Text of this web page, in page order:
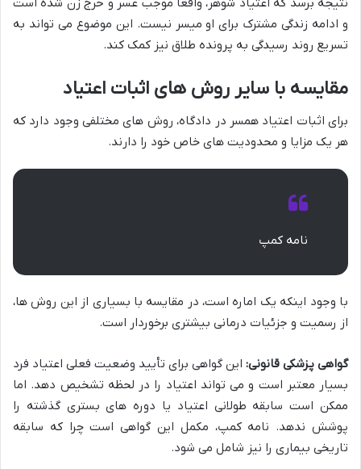
و ادامه زندگی مشترک برای او میسر نیست. این موضوع می تواند به
تسریع روند رسیدگی به پرونده طلاق نیز کمک کند.
مقایسه با سایر روش های اثبات اعتیاد
برای اثبات اعتیاد همسر در دادگاه، روش های مختلفی وجود دارد که
هر یک مزایا و محدودیت های خاص خود را دارند.
نامه کمپ
با وجود اینکه یک اماره است، در مقایسه با بسیاری از این روش ها،
از رسمیت و جزئیات درمانی بیشتری برخوردار است.
گواهی پزشکی قانونی: این گواهی برای تأیید وضعیت فعلی اعتیاد فرد
بسیار معتبر است و می تواند اعتیاد را در لحظه تشخیص دهد. اما
ممکن است سابقه طولانی اعتیاد یا دوره های بستری گذشته را
پوشش ندهد. نامه کمپ، مکمل این گواهی است چرا که سابقه
تاریخی بیماری را نیز شامل می شود.